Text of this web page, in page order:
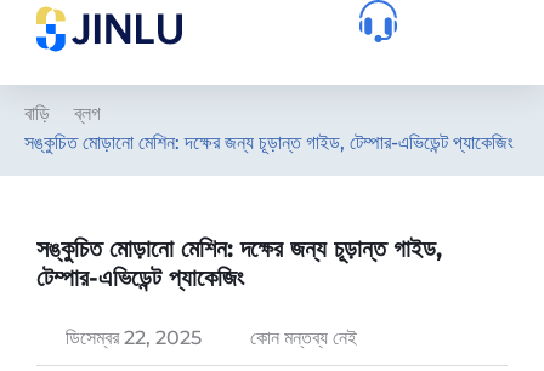
বাড়ি
ব্লগ
সঙ্কুচিত মোড়ানো মেশিন: দক্ষের জন্য চূড়ান্ত গাইড, টেম্পার-এভিডেন্ট প্যাকেজিং
সঙ্কুচিত মোড়ানো মেশিন: দক্ষের জন্য চূড়ান্ত গাইড,
টেম্পার-এভিডেন্ট প্যাকেজিং
ডিসেম্বর 22, 2025
কোন মন্তব্য নেই